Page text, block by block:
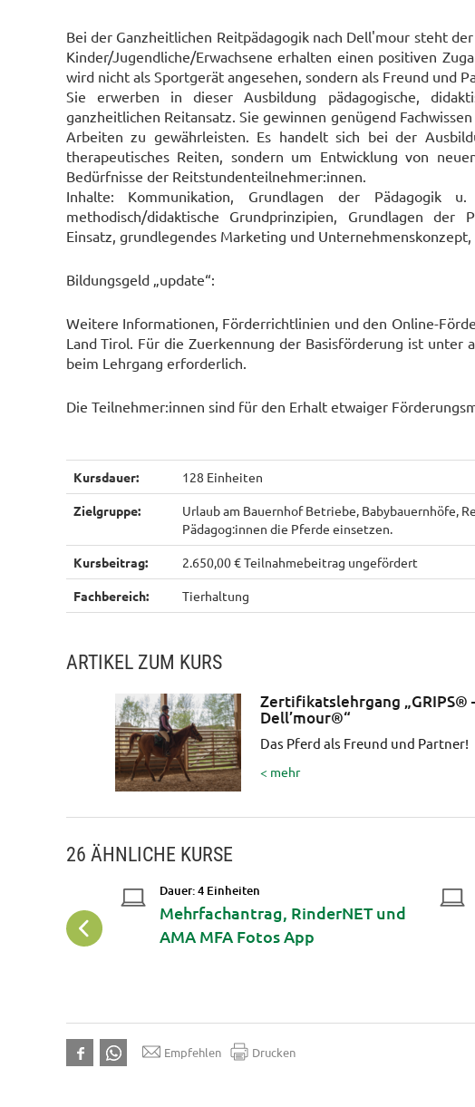
Bei der Ganzheitlichen Reitpädagogik nach Dell'mour steht
Kinder/Jugendliche/Erwachsene erhalten einen positiven
wird nicht als Sportgerät angesehen, sondern als Freund und
Sie erwerben in dieser Ausbildung pädagogische,
ganzheitlichen Reitansatz. Sie gewinnen genügend
Arbeiten zu gewährleisten. Es handelt sich bei der
therapeutisches Reiten, sondern um Entwicklung von
Bedürfnisse der Reitstundenteilnehmer:innen.
Inhalte: Kommunikation, Grundlagen der Pädagogik u.
methodisch/didaktische Grundprinzipien, Grundlagen der
Einsatz, grundlegendes Marketing und Unternehmenskonzept,
Bildungsgeld „update“:
Weitere Informationen, Förderrichtlinien und den Online-
Land Tirol. Für die Zuerkennung der Basisförderung ist unter
beim Lehrgang erforderlich.
Die Teilnehmer:innen sind für den Erhalt etwaiger
Kursdauer: 128 Einheiten
Zielgruppe:
Urlaub am Bauernhof Betriebe, Babybauernhöfe,
Pädagog:innen die Pferde einsetzen.
Kursbeitrag: 2.650,00 € Teilnahmebeitrag ungefördert
Fachbereich: Tierhaltung
ARTIKEL ZUM KURS
Zertifikatslehrgang „GRIPS®
Dell’mour®“
Das Pferd als Freund und Partner!
< mehr
26 ÄHNLICHE KURSE
Dauer: 4 Einheiten
Mehrfachantrag, RinderNET und
AMA MFA Fotos App
Empfehlen Drucken